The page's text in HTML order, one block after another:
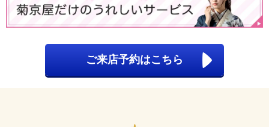
ご来店予約はこちら